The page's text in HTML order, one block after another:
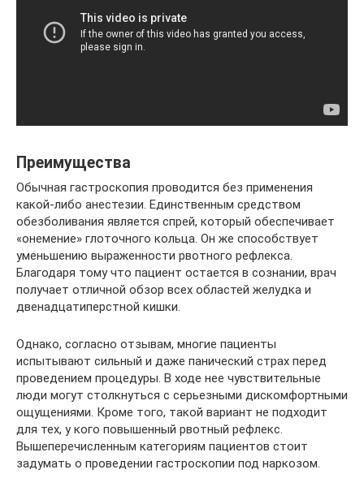
Преимущества
Обычная гастроскопия проводится без применения
какой-либо анестезии. Единственным средством
обезболивания является спрей, который обеспечивает
«онемение» глоточного кольца. Он же способствует
уменьшению выраженности рвотного рефлекса.
Благодаря тому что пациент остается в сознании, врач
получает отличной обзор всех областей желудка и
двенадцатиперстной кишки.
Однако, согласно отзывам, многие пациенты
испытывают сильный и даже панический страх перед
проведением процедуры. В ходе нее чувствительные
люди могут столкнуться с серьезными дискомфортными
ощущениями. Кроме того, такой вариант не подходит
для тех, у кого повышенный рвотный рефлекс.
Вышеперечисленным категориям пациентов стоит
задумать о проведении гастроскопии под наркозом.